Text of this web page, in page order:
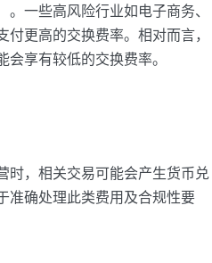
一些高风险行业如电子商务、
更高的交换费率。相对而言，
享有较低的交换费率。
时，相关交易可能会产生货币兑
准确处理此类费用及合规性要